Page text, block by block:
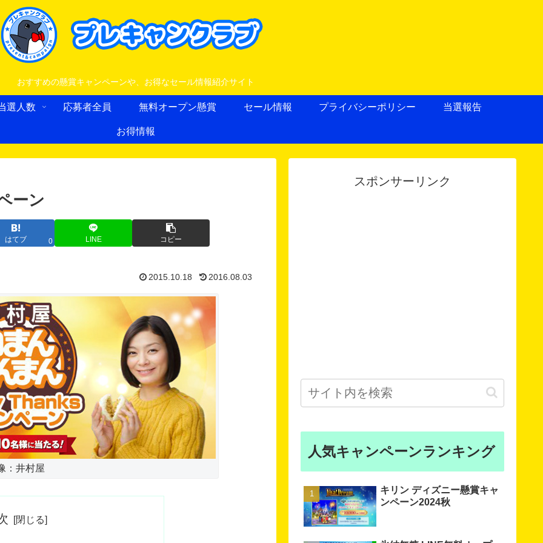
おすすめの懸賞キャンペーンや、お得なセール情報紹介サイト
選人数 応募者全員 無料オープン懸賞 セール情報 プライバシーポリシー 当選報告
お得情報
ーン
はてブ 0 LINE コピー
2015.10.18 2016.08.03
：井村屋
スポンサーリンク
人気キャンペーンランキング
キリン ディズニー懸賞キャ
ンペーン2024秋